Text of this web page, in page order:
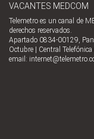
VACANTES MEDCOM
Telemetro es un canal de
derechos reservados.
Apartado 0834-00129,
Octubre | Central
email: